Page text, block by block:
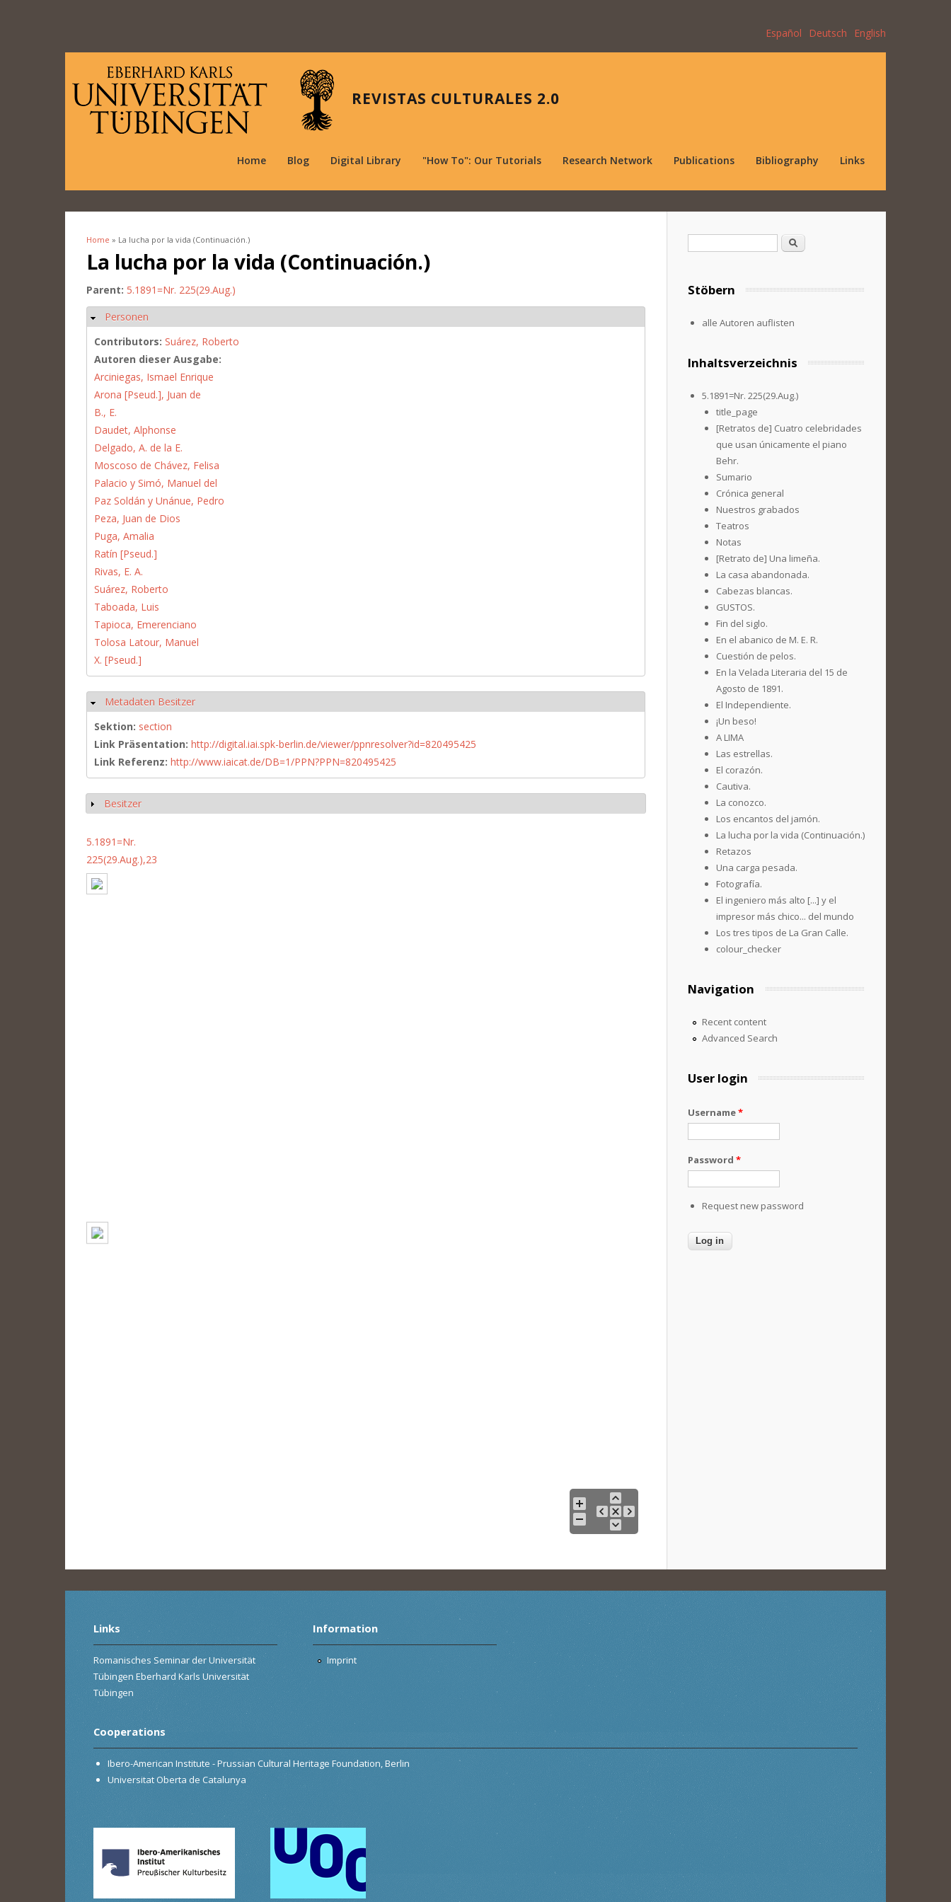
Español Deutsch English
REVISTAS CULTURALES 2.0
Home Blog Digital Library "How To": Our Tutorials Research Network Publications Bibliography Links
You are here
Home » La lucha por la vida (Continuación.)
La lucha por la vida (Continuación.)
Parent: 5.1891=Nr. 225(29.Aug.)
Hide
Personen
Contributors: Suárez, Roberto
Autoren dieser Ausgabe:
Arciniegas, Ismael Enrique
Arona [Pseud.], Juan de
B., E.
Daudet, Alphonse
Delgado, A. de la E.
Moscoso de Chávez, Felisa
Palacio y Simó, Manuel del
Paz Soldán y Unánue, Pedro
Peza, Juan de Dios
Puga, Amalia
Ratín [Pseud.]
Rivas, E. A.
Suárez, Roberto
Taboada, Luis
Tapioca, Emerenciano
Tolosa Latour, Manuel
X. [Pseud.]
Hide
Metadaten Besitzer
Sektion: section
Link Präsentation: http://digital.iai.spk-berlin.de/viewer/ppnresolver?id=820495425
Link Referenz: http://www.iaicat.de/DB=1/PPN?PPN=820495425
Show
Besitzer
5.1891=Nr.
225(29.Aug.),23
Search
Stöbern
alle Autoren auflisten
Inhaltsverzeichnis
5.1891=Nr. 225(29.Aug.)
title_page
[Retratos de] Cuatro celebridades
que usan únicamente el piano
Behr.
Sumario
Crónica general
Nuestros grabados
Teatros
Notas
[Retrato de] Una limeña.
La casa abandonada.
Cabezas blancas.
GUSTOS.
Fin del siglo.
En el abanico de M. E. R.
Cuestión de pelos.
En la Velada Literaria del 15 de
Agosto de 1891.
El Independiente.
¡Un beso!
A LIMA
Las estrellas.
El corazón.
Cautiva.
La conozco.
Los encantos del jamón.
La lucha por la vida (Continuación.)
Retazos
Una carga pesada.
Fotografía.
El ingeniero más alto [...] y el
impresor más chico... del mundo
Los tres tipos de La Gran Calle.
colour_checker
Navigation
Recent content
Advanced Search
User login
Username*
Password *
Request new password
Links
Romanisches Seminar der Universität
Tübingen Eberhard Karls Universität
Tübingen
Information
Imprint
Cooperations
Ibero-American Institute - Prussian Cultural Heritage Foundation, Berlin
Universitat Oberta de Catalunya